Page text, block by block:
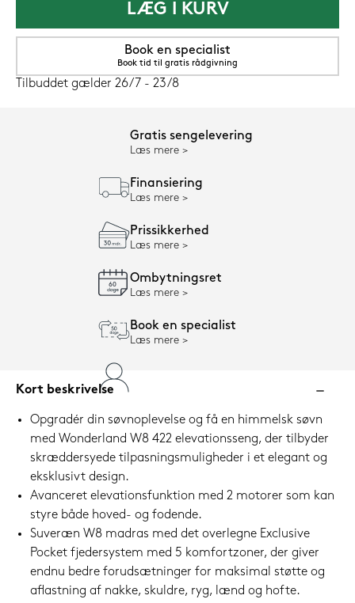
LÆG I KURV
Book en specialist
Book tid til gratis rådgivning
Tilbuddet gælder 26/7 - 23/8
Gratis sengelevering
Læs mere
Finansiering
Læs mere
Prissikkerhed
Læs mere
Ombytningsret
Læs mere
Book en specialist
Læs mere
Kort beskrivelse
Opgradér din søvnoplevelse og få en himmelsk søvn
med Wonderland W8 422 elevationsseng, der tilbyder
skræddersyede tilpasningsmuligheder i et elegant og
eksklusivt design.
Avanceret elevationsfunktion med 2 motorer som kan
styre både hoved- og fodende.
Suveræn W8 madras med det overlegne Exclusive
Pocket fjedersystem med 5 komfortzoner, der giver
endnu bedre forudsætninger for maksimal støtte og
aflastning af nakke, skuldre, ryg, lænd og hofte.